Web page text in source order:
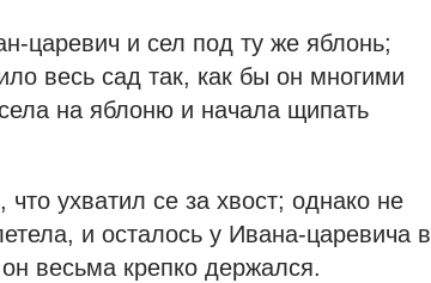
царевич и сел под ту же яблонь;
весь сад так, как бы он многими
на яблоню и начала щипать
ухватил се за хвост; однако не
и осталось у Ивана-царевича в
весьма крепко держался.